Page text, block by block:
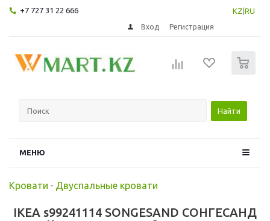
+7 727 31 22 666 KZ RU
Вход Регистрация
Найти
МЕНЮ
Кровати - Двуспальные кровати
IKEA s99241114 SONGESAND СОНГЕСАНД